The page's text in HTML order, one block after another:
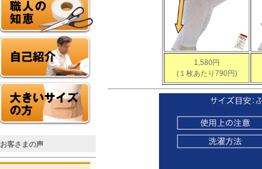
1,580円
(１枚あたり790円)
お客さまの声